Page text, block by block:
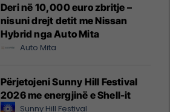
Deri në 10,000 euro zbritje –
nisuni drejt detit me Nissan
Hybrid nga Auto Mita
Auto Mita
Përjetojeni Sunny Hill Festival
2026 me energjinë e Shell-it
Sunny Hill Festival